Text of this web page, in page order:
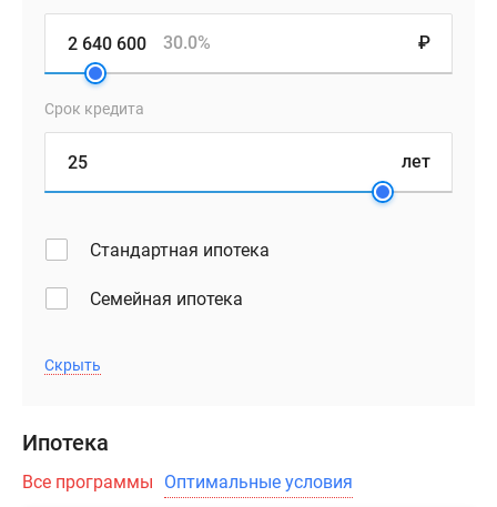
Современные
планировки
представлены
лотами
диапазон
м.
как
₽
30.0%
Срок кредита
лет
Стандартная ипотека
Семейная ипотека
Скрыть
Ипотека
Все программы Оптимальные условия